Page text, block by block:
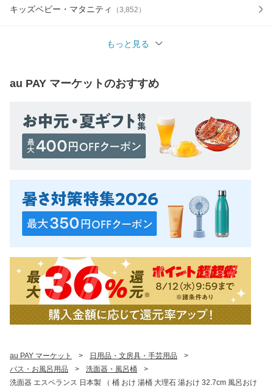
キッズベビー・マタニティ （3,852 ）
もっと見る
au PAY マーケットのおすすめ
au PAY マーケット > 日用品・文房具・手芸用品
>
バス・お風呂用品
> 洗面器・風呂桶
>
洗面器 エスペランス 日本製 （ 桶 おけ 湯桶 大理石 湯おけ 32.7cm 風呂おけ